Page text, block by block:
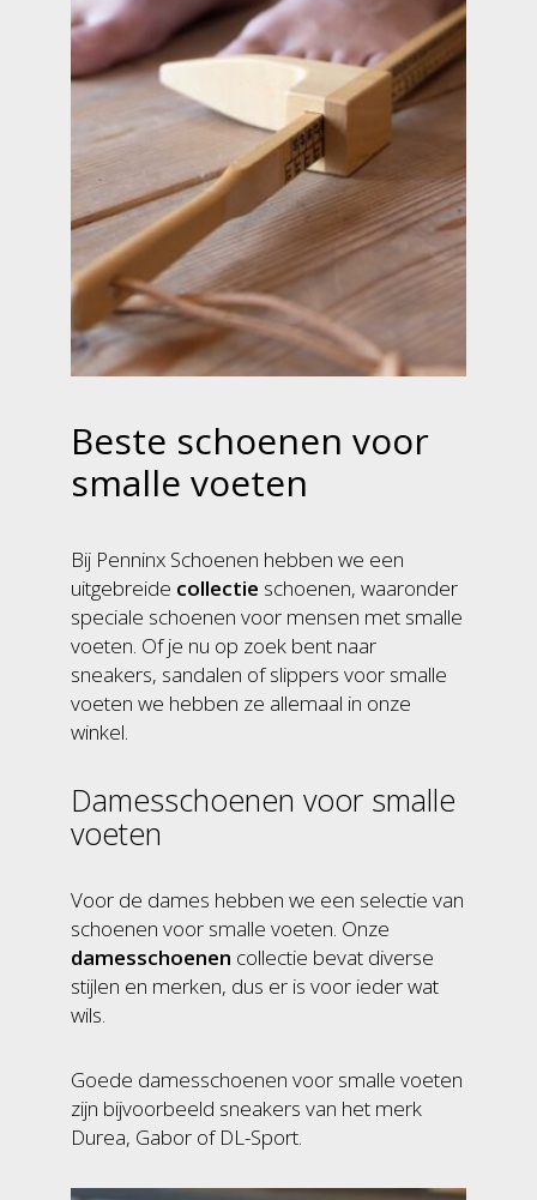
Beste schoenen voor
smalle voeten
Bij Penninx Schoenen hebben we een
uitgebreide collectie schoenen, waaronder
speciale schoenen voor mensen met smalle
voeten. Of je nu op zoek bent naar
sneakers, sandalen of slippers voor smalle
voeten we hebben ze allemaal in onze
winkel.
Damesschoenen voor smalle
voeten
Voor de dames hebben we een selectie van
schoenen voor smalle voeten. Onze
damesschoenen collectie bevat diverse
stijlen en merken, dus er is voor ieder wat
wils.
Goede damesschoenen voor smalle voeten
zijn bijvoorbeeld sneakers van het merk
Durea, Gabor of DL-Sport.